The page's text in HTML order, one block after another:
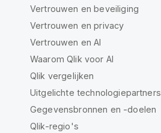
Vertrouwen en beveiliging
Vertrouwen en privacy
Vertrouwen en AI
Waarom Qlik voor AI
Qlik vergelijken
Uitgelichte technologiepartners
Gegevensbronnen en -doelen
Qlik-regio's